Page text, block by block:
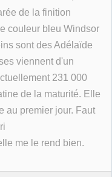
de la finition
couleur bleu Windsor
sont des Adélaïde
viennent d'un
231 000
de la maturité. Elle
au premier jour. Faut
me le rend bien.